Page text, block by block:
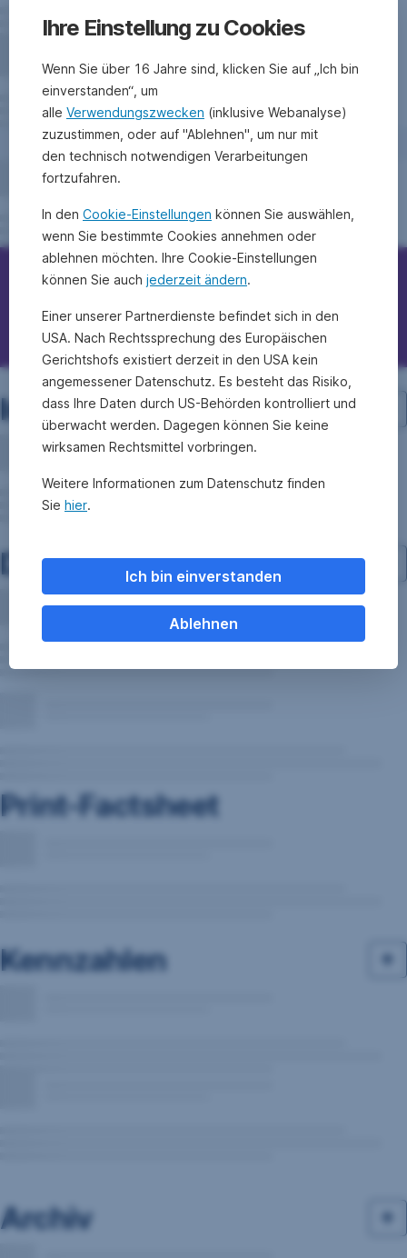
Erste Bank/Sparkassen kontaktieren
Fragen, Ideen, Anregungen?
Investment-Struktur
Dokumente
Print-Factsheet
Kennzahlen
Archiv
Ihre Einstellung zu Cookies
Wenn Sie über 16 Jahre sind, klicken Sie auf „Ich bin
einverstanden“, um
alle Verwendungszwecken (inklusive Webanalyse)
zuzustimmen, oder auf "Ablehnen", um nur mit
den technisch notwendigen Verarbeitungen
fortzufahren.
In den Cookie-Einstellungen können Sie auswählen,
wenn Sie bestimmte Cookies annehmen oder
ablehnen möchten. Ihre Cookie-Einstellungen
können Sie auch jederzeit ändern.
Einer unserer Partnerdienste befindet sich in den
USA. Nach Rechtssprechung des Europäischen
Gerichtshofs existiert derzeit in den USA kein
angemessener Datenschutz. Es besteht das Risiko,
dass Ihre Daten durch US-Behörden kontrolliert und
überwacht werden. Dagegen können Sie keine
wirksamen Rechtsmittel vorbringen.
Weitere Informationen zum Datenschutz finden
Sie hier.
Ich bin einverstanden
Ablehnen